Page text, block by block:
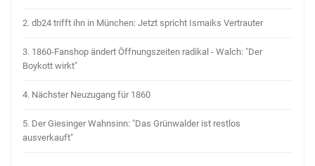
2. db24 trifft ihn in München: Jetzt spricht Ismaiks Vertrauter
3. 1860-Fanshop ändert Öffnungszeiten radikal - Walch: "Der
Boykott wirkt"
4. Nächster Neuzugang für 1860
5. Der Giesinger Wahnsinn: "Das Grünwalder ist restlos
ausverkauft"